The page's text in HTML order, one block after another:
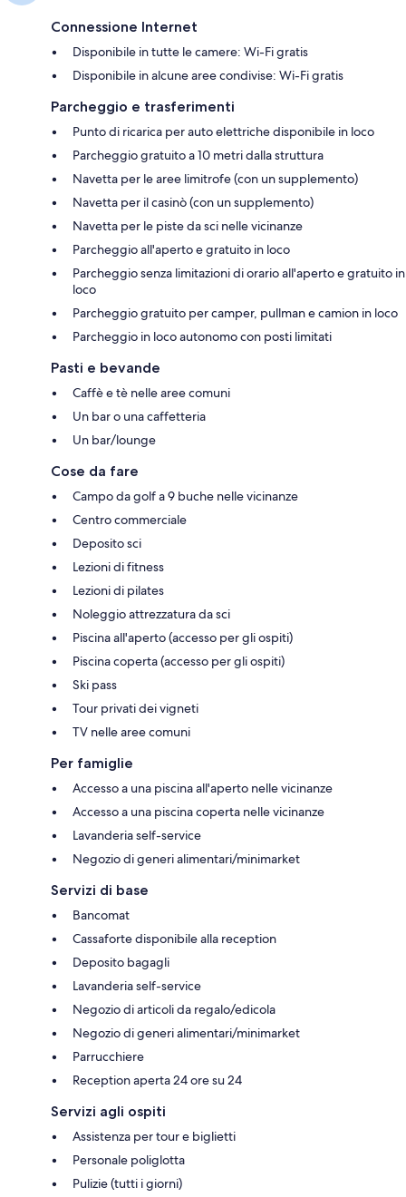
Connessione Internet
Disponibile in tutte le camere: Wi-Fi gratis
Disponibile in alcune aree condivise: Wi-Fi gratis
Parcheggio e trasferimenti
Punto di ricarica per auto elettriche disponibile in loco
Parcheggio gratuito a 10 metri dalla struttura
Navetta per le aree limitrofe (con un supplemento)
Navetta per il casinò (con un supplemento)
Navetta per le piste da sci nelle vicinanze
Parcheggio all'aperto e gratuito in loco
Parcheggio senza limitazioni di orario all'aperto e gratuito in
loco
Parcheggio gratuito per camper, pullman e camion in loco
Parcheggio in loco autonomo con posti limitati
Pasti e bevande
Caffè e tè nelle aree comuni
Un bar o una caffetteria
Un bar/lounge
Cose da fare
Campo da golf a 9 buche nelle vicinanze
Centro commerciale
Deposito sci
Lezioni di fitness
Lezioni di pilates
Noleggio attrezzatura da sci
Piscina all'aperto (accesso per gli ospiti)
Piscina coperta (accesso per gli ospiti)
Ski pass
Tour privati dei vigneti
TV nelle aree comuni
Per famiglie
Accesso a una piscina all'aperto nelle vicinanze
Accesso a una piscina coperta nelle vicinanze
Lavanderia self-service
Negozio di generi alimentari/minimarket
Servizi di base
Bancomat
Cassaforte disponibile alla reception
Deposito bagagli
Lavanderia self-service
Negozio di articoli da regalo/edicola
Negozio di generi alimentari/minimarket
Parrucchiere
Reception aperta 24 ore su 24
Servizi agli ospiti
Assistenza per tour e biglietti
Personale poliglotta
Pulizie (tutti i giorni)